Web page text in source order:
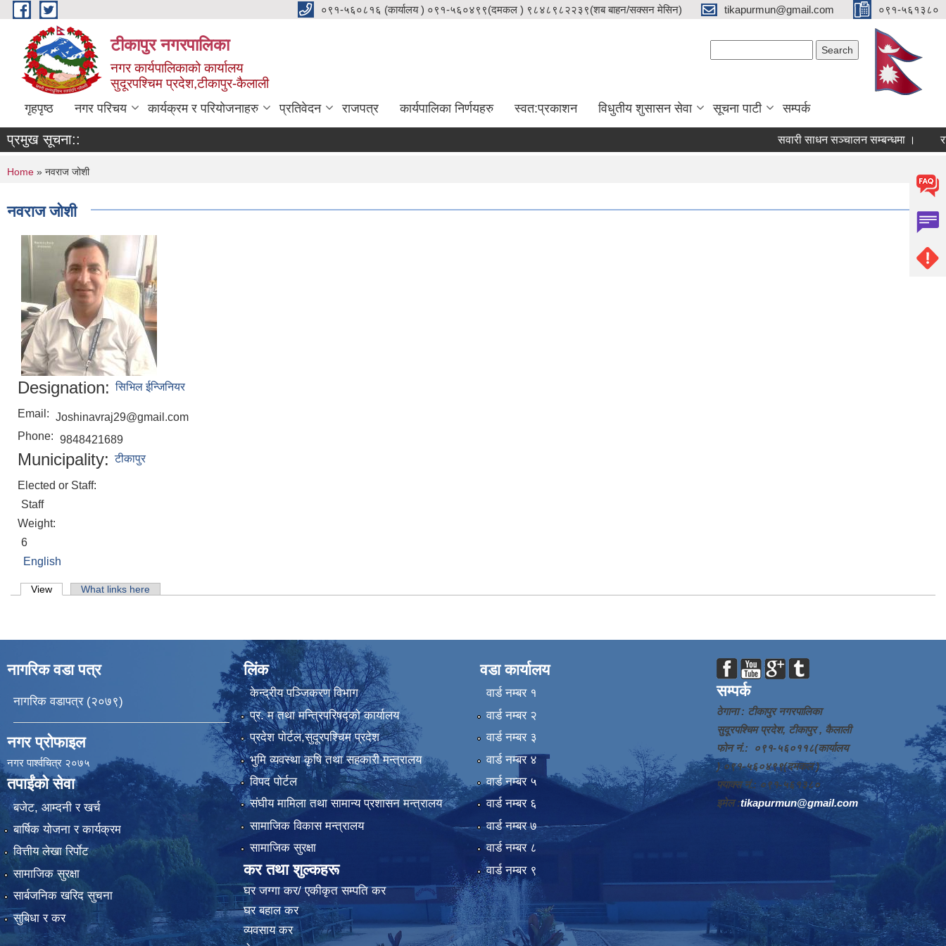
Skip to main content ०९१-५६०८१६ (कार्यालय ) ०९१-५६०४९९(दमकल ) ९८४८९८२२३९(शब बाहन/सक्सन मेसिन) tikapurmun@gmail.com ०९१-५६१३८०
टीकापुर नगरपालिका
नगर कार्यपालिकाको कार्यालय
सुदूरपश्चिम प्रदेश,टीकापुर-कैलाली
गृहपृष्ठ नगर परिचय कार्यक्रम र परियोजनाहरु प्रतिवेदन राजपत्र कार्यपालिका निर्णयहरु स्वत:प्रकाशन विधुतीय शुसासन सेवा सूचना पाटी सम्पर्क
प्रमुख सूचना:: सवारी साधन सञ्चालन सम्बन्धमा ।
You are here
Home » नवराज जोशी
नवराज जोशी
Designation: सिभिल ईन्जिनियर
Email: Joshinavraj29@gmail.com
Phone: 9848421689
Municipality: टीकापुर
Elected or Staff:
Staff
Weight:
6
English
Primary tabs
View (active tab)What links here
नागरिक वडा पत्र
नागरिक वडापत्र (२०७९)
नगर प्रोफाइल
नगर पार्श्वचित्र २०७५
तपाईंको सेवा
बजेट, आम्दनी र खर्च
बार्षिक योजना र कार्यक्रम
वित्तीय लेखा रिर्पाेट
सामाजिक सुरक्षा
सार्बजनिक खरिद सुचना
सुबिधा र कर
लिंक
केन्द्रीय पञ्जिकरण विभाग
प्र. म तथा मन्त्रिपरिषद्को कार्यालय
प्रदेश पाेर्टल,सुदूरपश्चिम प्रदेश
भुमि व्यवस्था कृषि तथा सहकारी मन्त्रालय
विपद पोर्टल
संघीय मामिला तथा सामान्य प्रशासन मन्त्रालय
सामाजिक विकास मन्त्रालय
सामाजिक सुरक्षा
कर तथा शुल्कहरू
घर जग्गा कर/ एकीकृत सम्पति कर
घर बहाल कर
व्यवसाय कर
वडा कार्यालय
वार्ड न‌म्बर १
वार्ड न‌म्बर २
वार्ड न‌म्बर ३
वार्ड न‌म्बर ४
वार्ड न‌म्बर ५
वार्ड न‌म्बर ६
वार्ड न‌म्बर ७
वार्ड न‌म्बर ८
वार्ड न‌म्बर ९
सम्पर्क
ठेगाना : टीकापुर नगरपालिका
सुदूरपश्चिम प्रदेश, टीकापुर , कैलाली
फोन नं.: ०९१-५६०११८(कार्यालय
) ०९१-५६०४९९(दमकल )
फ्याक्स नं.: ०९१-५६१३८०
इमेल :tikapurmun@gmail.com